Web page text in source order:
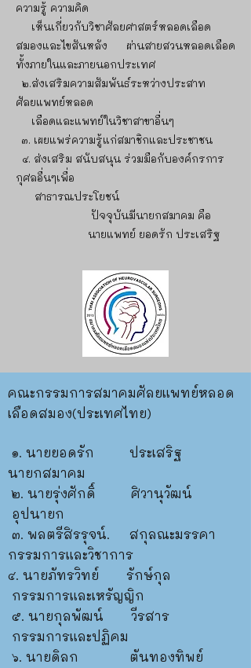
ความรู้ ความคิด
เห็นเกี่ยวกับวิชาศัลยศาสตร์หลอดเลือด
สมองและไขสันหลัง ผ่านสายสวนหลอดเลือด
ทั้งภายในและภายนอกประเทศ
๒.ส่งเสริมความสัมพันธ์ระหว่างประสาท
ศัลยแพทย์หลอด
เลือดและแพทย์ในวิชาสาขาอื่นๆ
๓. เผยแพร่ความรู้แก่สมาชิกและประชาชน
๔. ส่งเสริม สนับสนุน ร่วมมือกับองค์กรการ
กุศลอื่นๆเพื่อ
สาธารณประโยชน์
ปัจจุบันมีนายกสมาคม คือ
นายแพทย์ ยอดรัก ประเสริฐ
คณะกรรมการสมาคมศัลยแพทย์หลอด
เลือดสมอง(ประเทศไทย)
๑. นายยอดรัก ประเสริฐ
นายกสมาคม
๒. นายรุ่งศักดิ์ ศิวานุวัฒน์
อุปนายก
๓. พลตรีสิรรุจน์. สกุลณะมรรคา
กรรมการและวิชาการ
๔. นายภัทรวิทย์ รักษ์กุล
กรรมการและเหรัญญิก
๕. นายกุลพัฒน์ วีรสาร
กรรมการและปฏิคม
๖. นายดิลก ตันทองทิพย์